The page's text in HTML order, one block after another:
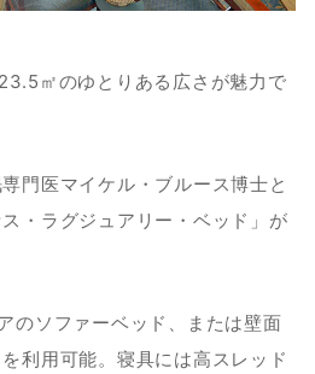
㎡のゆとりある広さが魅力で
門医マイケル・ブルース博士と
・ラグジュアリー・ベッド」が
のソファーベッド、または壁面
利用可能。寝具には高スレッド